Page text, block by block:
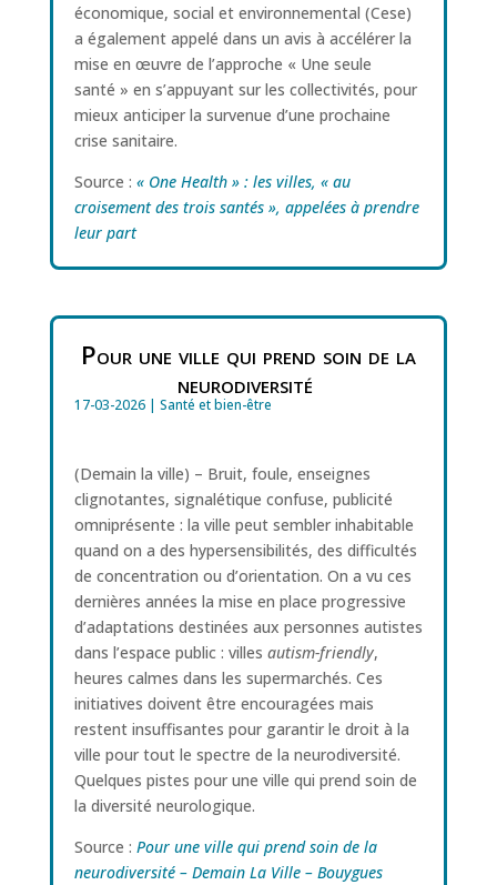
économique, social et environnemental (Cese)
a également appelé dans un avis à accélérer la
mise en œuvre de l’approche « Une seule
santé » en s’appuyant sur les collectivités, pour
mieux anticiper la survenue d’une prochaine
crise sanitaire.
Source : « One Health » : les villes, « au
croisement des trois santés », appelées à prendre
leur part
Pour une ville qui prend soin de la
neurodiversité
17-03-2026| Santé et bien-être
(Demain la ville) – Bruit, foule, enseignes
clignotantes, signalétique confuse, publicité
omniprésente : la ville peut sembler inhabitable
quand on a des hypersensibilités, des difficultés
de concentration ou d’orientation. On a vu ces
dernières années la mise en place progressive
d’adaptations destinées aux personnes autistes
dans l’espace public : villes autism-friendly,
heures calmes dans les supermarchés. Ces
initiatives doivent être encouragées mais
restent insuffisantes pour garantir le droit à la
ville pour tout le spectre de la neurodiversité.
Quelques pistes pour une ville qui prend soin de
la diversité neurologique.
Source : Pour une ville qui prend soin de la
neurodiversité – Demain La Ville – Bouygues